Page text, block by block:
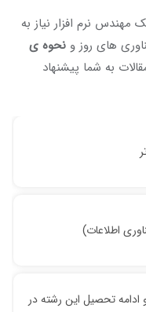
نرم افزار نیاز به
های روز و نحوه ی
به شما پیشنهاد
اطلاعات)
ادامه تحصیل این رشته در